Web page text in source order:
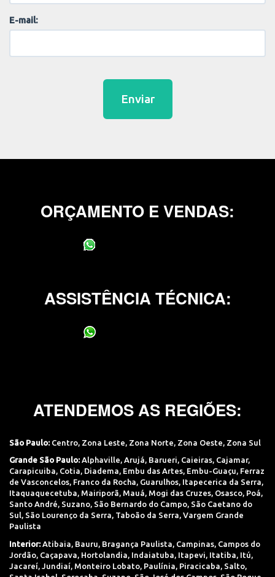
E-mail:
Enviar
ORÇAMENTO E VENDAS:
ASSISTÊNCIA TÉCNICA:
ATENDEMOS AS REGIÕES:
São Paulo: Centro, Zona Leste, Zona Norte, Zona Oeste, Zona Sul
Grande São Paulo: Alphaville, Arujá, Barueri, Caieiras, Cajamar,
Carapicuiba, Cotia, Diadema, Embu das Artes, Embu-Guaçu, Ferraz
de Vasconcelos, Franco da Rocha, Guarulhos, Itapecerica da Serra,
Itaquaquecetuba, Mairiporã, Mauá, Mogi das Cruzes, Osasco, Poá,
Santo André, Suzano, São Bernardo do Campo, São Caetano do
Sul, São Lourenço da Serra, Taboão da Serra, Vargem Grande
Paulista
Interior: Atibaia, Bauru, Bragança Paulista, Campinas, Campos do
Jordão, Caçapava, Hortolandia, Indaiatuba, Itapevi, Itatiba, Itú,
Jacareí, Jundiaí, Monteiro Lobato, Paulínia, Piracicaba, Salto,